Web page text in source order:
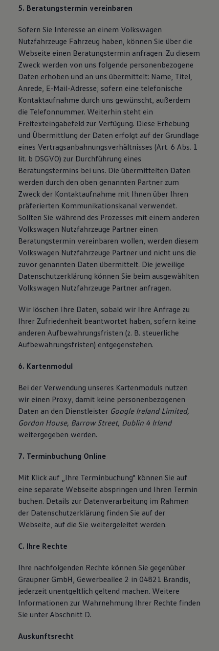
5. Beratungstermin vereinbaren
Sofern Sie Interesse an einem Volkswagen
Nutzfahrzeuge Fahrzeug haben, können Sie über die
Webseite einen Beratungstermin anfragen. Zu diesem
Zweck werden von uns folgende personenbezogene
Daten erhoben und an uns übermittelt: Name, Titel,
Anrede, E-Mail-Adresse; sofern eine telefonische
Kontaktaufnahme durch uns gewünscht, außerdem
die Telefonnummer. Weiterhin steht ein
Freitexteingabefeld zur Verfügung. Diese Erhebung
und Übermittlung der Daten erfolgt auf der Grundlage
eines Vertragsanbahnungsverhältnisses (Art. 6 Abs. 1
lit. b DSGVO) zur Durchführung eines
Beratungstermins bei uns. Die übermittelten Daten
werden durch den oben genannten Partner zum
Zweck der Kontaktaufnahme mit Ihnen über Ihren
präferierten Kommunikationskanal verwendet.
Sollten Sie während des Prozesses mit einem anderen
Volkswagen Nutzfahrzeuge Partner einen
Beratungstermin vereinbaren wollen, werden diesem
Volkswagen Nutzfahrzeuge Partner und nicht uns die
zuvor genannten Daten übermittelt. Die jeweilige
Datenschutzerklärung können Sie beim ausgewählten
Volkswagen Nutzfahrzeuge Partner anfragen.
Wir löschen Ihre Daten, sobald wir Ihre Anfrage zu
Ihrer Zufriedenheit beantwortet haben, sofern keine
anderen Aufbewahrungsfristen (z. B. steuerliche
Aufbewahrungsfristen) entgegenstehen.
6. Kartenmodul
Bei der Verwendung unseres Kartenmoduls nutzen
wir einen Proxy, damit keine personenbezogenen
Daten an den Dienstleister Google Ireland Limited,
Gordon House, Barrow Street, Dublin 4 Irland
weitergegeben werden.
7. Terminbuchung Online
Mit Klick auf „Ihre Terminbuchung" können Sie auf
eine separate Webseite abspringen und Ihren Termin
buchen. Details zur Datenverarbeitung im Rahmen
der Datenschutzerklärung finden Sie auf der
Webseite, auf die Sie weitergeleitet werden.
C. Ihre Rechte
Ihre nachfolgenden Rechte können Sie gegenüber
Graupner GmbH, Gewerbeallee 2 in 04821 Brandis,
jederzeit unentgeltlich geltend machen. Weitere
Informationen zur Wahrnehmung Ihrer Rechte finden
Sie unter Abschnitt D.
Auskunftsrecht